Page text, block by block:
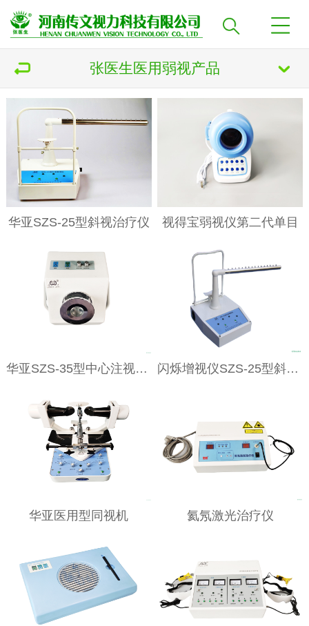
张医生医用弱视产品
华亚SZS-25型斜视治疗仪 视得宝弱视仪第二代单目
华亚SZS-35型中心注视仪 （光刷疗法） 闪烁增视仪SZS-25型斜视弱视矫正仪
华亚医用型同视机 氦氖激光治疗仪